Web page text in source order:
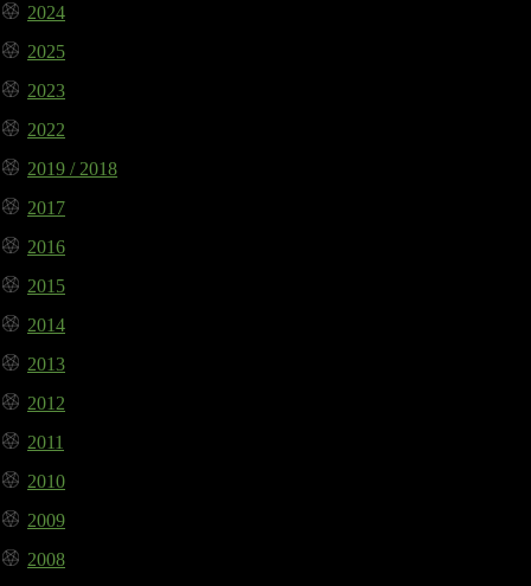
2024
2025
2023
2022
2019 / 2018
2017
2016
2015
2014
2013
2012
2011
2010
2009
2008